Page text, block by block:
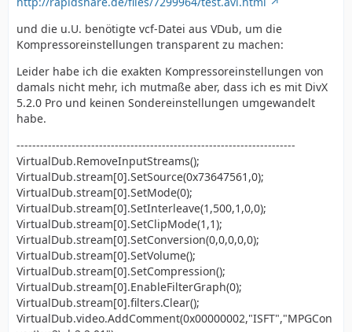
und die u.U. benötigte vcf-Datei aus VDub, um die
Kompressoreinstellungen transparent zu machen:
Leider habe ich die exakten Kompressoreinstellungen von
damals nicht mehr, ich mutmaße aber, dass ich es mit DivX
5.2.0 Pro und keinen Sondereinstellungen umgewandelt
habe.
-----------------------------------------------------------------------
VirtualDub.RemoveInputStreams();
VirtualDub.stream[0].SetSource(0x73647561,0);
VirtualDub.stream[0].SetMode(0);
VirtualDub.stream[0].SetInterleave(1,500,1,0,0);
VirtualDub.stream[0].SetClipMode(1,1);
VirtualDub.stream[0].SetConversion(0,0,0,0,0);
VirtualDub.stream[0].SetVolume();
VirtualDub.stream[0].SetCompression();
VirtualDub.stream[0].EnableFilterGraph(0);
VirtualDub.stream[0].filters.Clear();
VirtualDub.video.AddComment(0x00000002,"ISFT","MPGCon